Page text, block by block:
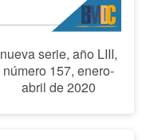
nueva serie, año LIII,
número 157, enero-
abril de 2020